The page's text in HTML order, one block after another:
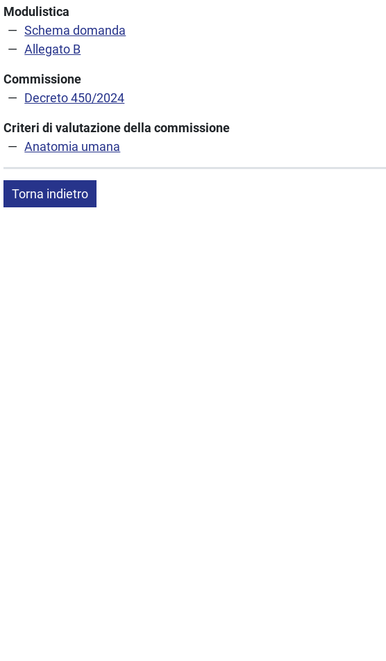
Modulistica
Schema domanda
Allegato B
Commissione
Decreto 450/2024
Criteri di valutazione della commissione
Anatomia umana
Torna indietro